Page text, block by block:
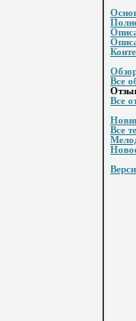
Все
Все
Все